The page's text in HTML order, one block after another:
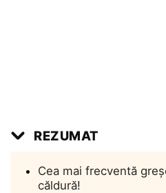
REZUMAT
Cea mai frecventă
căldură!